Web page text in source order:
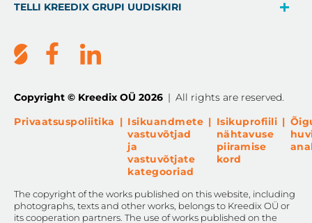
TELLI KREEDIX GRUPI UUDISKIRI
Copyright © Kreedix OÜ 2026 | All rights are reserved.
Privaatsuspoliitika | Isikuandmete
vastuvõtjad
ja
vastuvõtjate
kategooriad
|
Isikuprofiili
nähtavuse
piiramise
kord
|
The copyright of the works published on this website, including
photographs, texts and other works, belongs to Kreedix OÜ or
its cooperation partners. The use of works published on the